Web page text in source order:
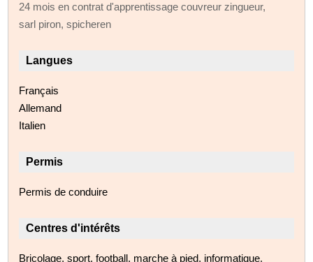
24 mois en contrat d'apprentissage couvreur zingueur,
sarl piron, spicheren
Langues
Français
Allemand
Italien
Permis
Permis de conduire
Centres d'intérêts
Bricolage, sport, football, marche à pied, informatique.